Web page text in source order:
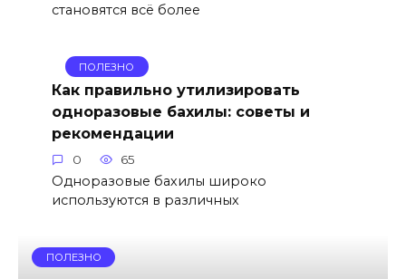
становятся всё более
ПОЛЕЗНО
Как правильно утилизировать
одноразовые бахилы: советы и
рекомендации
0 65
Одноразовые бахилы широко
используются в различных
ПОЛЕЗНО